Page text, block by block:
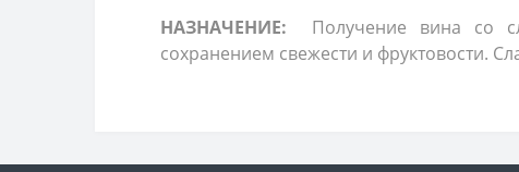
НАЗНАЧЕНИЕ:
Получение вина со
сохранением свежести и фруктовости.